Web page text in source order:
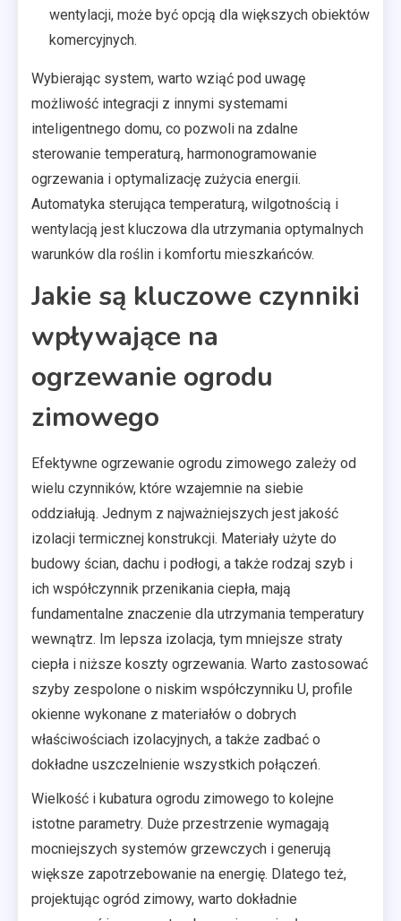
wentylacji, może być opcją dla większych obiektów
komercyjnych.
Wybierając system, warto wziąć pod uwagę
możliwość integracji z innymi systemami
inteligentnego domu, co pozwoli na zdalne
sterowanie temperaturą, harmonogramowanie
ogrzewania i optymalizację zużycia energii.
Automatyka sterująca temperaturą, wilgotnością i
wentylacją jest kluczowa dla utrzymania optymalnych
warunków dla roślin i komfortu mieszkańców.
Jakie są kluczowe czynniki
wpływające na
ogrzewanie ogrodu
zimowego
Efektywne ogrzewanie ogrodu zimowego zależy od
wielu czynników, które wzajemnie na siebie
oddziałują. Jednym z najważniejszych jest jakość
izolacji termicznej konstrukcji. Materiały użyte do
budowy ścian, dachu i podłogi, a także rodzaj szyb i
ich współczynnik przenikania ciepła, mają
fundamentalne znaczenie dla utrzymania temperatury
wewnątrz. Im lepsza izolacja, tym mniejsze straty
ciepła i niższe koszty ogrzewania. Warto zastosować
szyby zespolone o niskim współczynniku U, profile
okienne wykonane z materiałów o dobrych
właściwościach izolacyjnych, a także zadbać o
dokładne uszczelnienie wszystkich połączeń.
Wielkość i kubatura ogrodu zimowego to kolejne
istotne parametry. Duże przestrzenie wymagają
mocniejszych systemów grzewczych i generują
większe zapotrzebowanie na energię. Dlatego też,
projektując ogród zimowy, warto dokładnie